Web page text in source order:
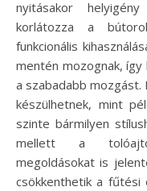
nyitásakor
korlátozza a
funkcionális
mentén mozognak,
a szabadabb mozgást.
készülhetnek, mint
szinte bármilyen
mellett a
megoldásokat is
csökkenthetik a fűtési